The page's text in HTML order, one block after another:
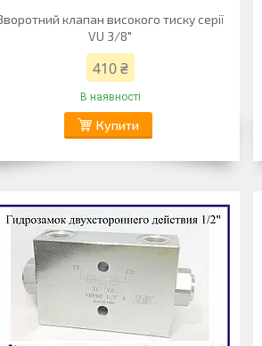
клапан високого тиску серії
VU 3/8"
410 ₴
В наявності
Купити